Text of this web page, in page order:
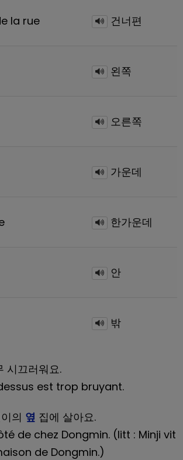
la rue 건너편
왼쪽
오른쪽
가운데
한가운데
안
밖
시끄러워요.
est trop bruyant.
의 옆 집에 살아요.
de chez Dongmin. (litt : Minji vit
de Dongmin.)